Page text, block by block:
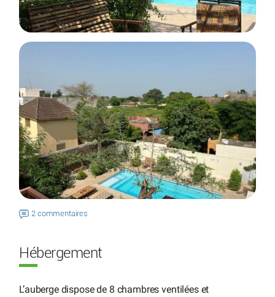
2 commentaires
Hébergement
L’auberge dispose de 8 chambres ventilées et